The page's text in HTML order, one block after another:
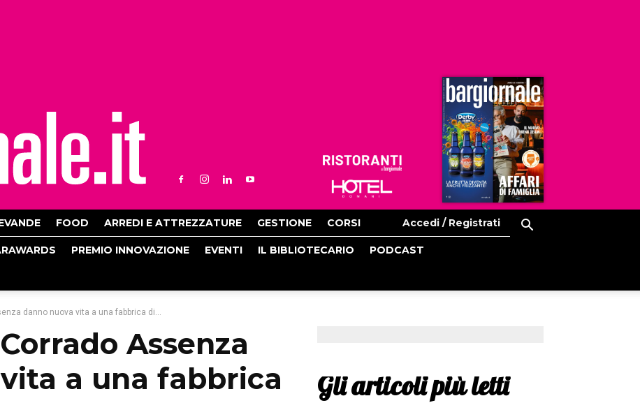
Ristoranti
Hoteldomani
FOOD ARREDI E ATTREZZATURE GESTIONE CORSI Accedi / Registrati
PREMIO INNOVAZIONE EVENTI IL BIBLIOTECARIO PODCAST
danno nuova vita a una fabbrica di...
Assenza
a una fabbrica
Gli articoli più letti